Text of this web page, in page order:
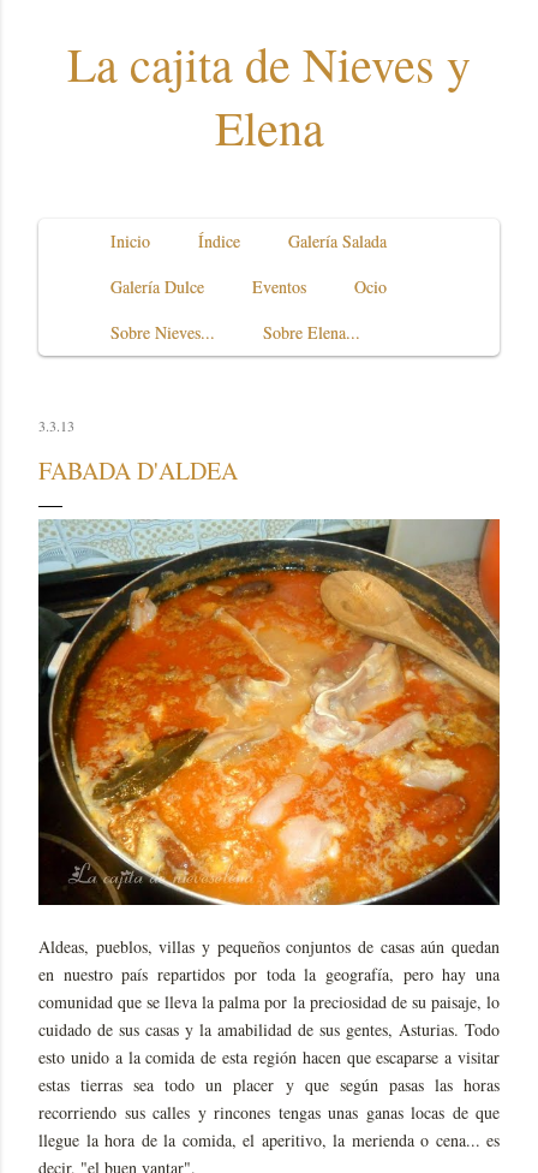
La cajita de Nieves y
Elena
Inicio Índice
Galería Salada
Galería Dulce
Eventos
Ocio
Sobre Nieves...
Sobre Elena...
3.3.13
FABADA D'ALDEA
Aldeas, pueblos, villas y pequeños conjuntos de casas aún quedan
en nuestro país repartidos por toda la geografía, pero hay una
comunidad que se lleva la palma por la preciosidad de su paisaje, lo
cuidado de sus casas y la amabilidad de sus gentes, Asturias. Todo
esto unido a la comida de esta región hacen que escaparse a visitar
estas tierras sea todo un placer y que según pasas las horas
recorriendo sus calles y rincones tengas unas ganas locas de que
llegue la hora de la comida, el aperitivo, la merienda o cena... es
decir, "el buen yantar".